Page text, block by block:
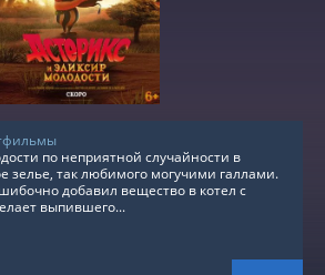
СМОТРЕТЬ ОНЛАЙН
по неприятной случайности в
зелье, так любимого могучими галлами.
добавил вещество в котел с
выпившего...